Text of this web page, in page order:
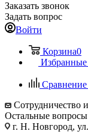
Заказать звонок
Задать вопрос
Войти
Корзина0
Сравнение
Сотрудничество
Остальные
г. Н. Новгород,